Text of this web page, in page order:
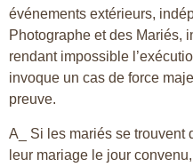
événements extérieurs,
Photographe et des Mariés,
rendant impossible
invoque un cas de force
preuve.
A_ Si les mariés se trouvent
leur mariage le jour